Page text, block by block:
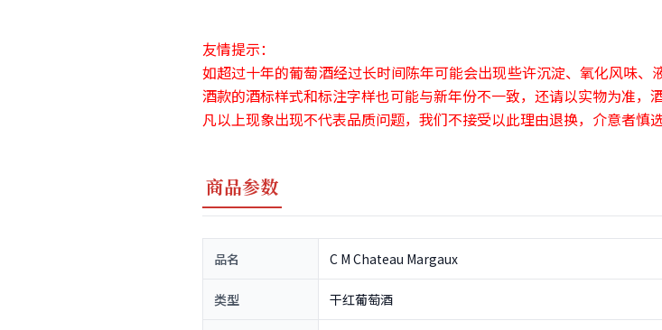
友情提示：
如超过十年的葡萄酒经过长时间陈年可能会出现些许沉淀、氧化风味
酒款的酒标样式和标注字样也可能与新年份不一致，还请以实物为准，
凡以上现象出现不代表品质问题，我们不接受以此理由退换，介意者慎选
商品参数
品名 C M Chateau Margaux
类型 干红葡萄酒